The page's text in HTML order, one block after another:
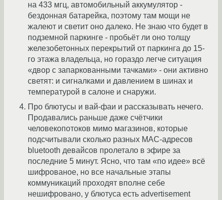
на 433 мгц, автомобильный аккумулятор -
бездонная батарейка, поэтому там мощи не
жалеют и светит оно далеко. Не знаю что будет в
подземной паркинге - пробьёт ли оно толщу
железобетонных перекрытий от паркинга до 15-
го этажа владельца, но гораздо легче ситуация
«двор с запаркованными тачками» - они активно
светят: и сигналками и давлением в шинах и
температурой в салоне и снаружи.
Про блютусы и вай-фаи и рассказывать нечего.
Продавались раньше даже счётчики
человекопотоков мимо магазинов, которые
подсчитывали сколько разных MAC-адресов
bluetooth девайсов пролетало в эфире за
последние 5 минут. Ясно, что там «по идее» всё
шифрованое, но все начальные этапы
коммуникаций проходят вполне себе
нешифровано, у блютуса есть advertisement